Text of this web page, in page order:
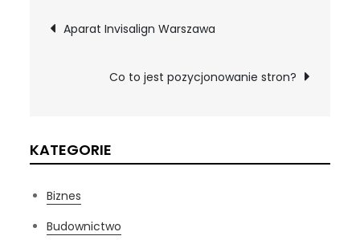
Nawigacja
wpisu
Aparat Invisalign Warszawa
Co to jest pozycjonowanie stron?
KATEGORIE
Biznes
Budownictwo